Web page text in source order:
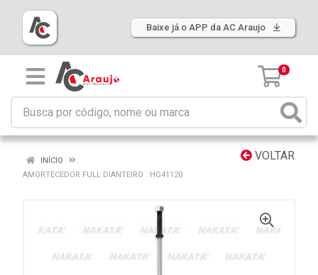
Baixe já o APP da AC Araujo
0
VOLTAR
INÍCIO
AMORTECEDOR FULL DIANTEIRO : HG41120